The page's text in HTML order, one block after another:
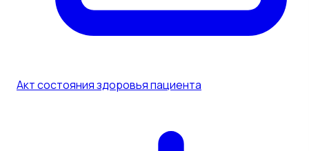
Акт состояния здоровья пациента